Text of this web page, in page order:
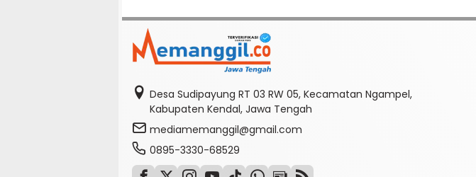
Desa Sudipayung RT 03 RW 05, Kecamatan Ngampel,
Kabupaten Kendal, Jawa Tengah
mediamemanggil@gmail.com
0895-3330-68529